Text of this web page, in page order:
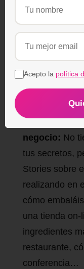
Instagram
Los clientes
equipo:
presente,
negocio: No
tus secretos,
Stories sobre
realizando en
cómo
una tienda
ingredientes
restaurante,
conferencia…
Acepto la política